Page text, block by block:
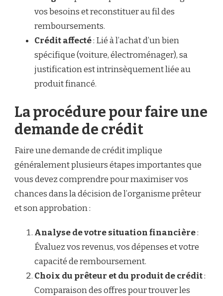
vos besoins et reconstituer au fil des
remboursements.
Crédit affecté: Lié à l’achat d’un bien
spécifique (voiture, électroménager), sa
justification est intrinsèquement liée au
produit financé.
La procédure pour faire une
demande de crédit
Faire une demande de crédit implique
généralement plusieurs étapes importantes que
vous devez comprendre pour maximiser vos
chances dans la décision de l’organisme prêteur
et son approbation :
Analyse de votre situation financière:
Évaluez vos revenus, vos dépenses et votre
capacité de remboursement.
Choix du prêteur et du produit de crédit:
Comparaison des offres pour trouver les